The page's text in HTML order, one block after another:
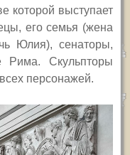
которой выступает
его семья (жена
Юлия), сенаторы,
Рима. Скульпторы
персонажей.